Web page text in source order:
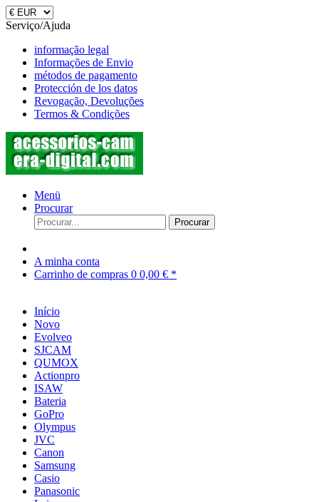
Serviço/Ajuda
informação legal
Informações de Envio
métodos de pagamento
Protección de los datos
Revogação, Devoluções
Termos & Condições
Menü
Procurar
Procurar
A minha conta
Carrinho de compras 0 0,00 € *
Início
Novo
Evolveo
SJCAM
QUMOX
Actionpro
ISAW
Bateria
GoPro
Olympus
JVC
Canon
Samsung
Casio
Panasonic